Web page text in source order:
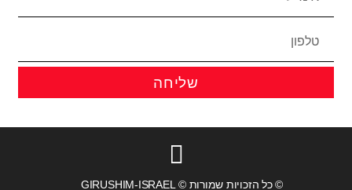
שליחה
© כל הזכויות שמורות © GIRUSHIM-ISRAEL